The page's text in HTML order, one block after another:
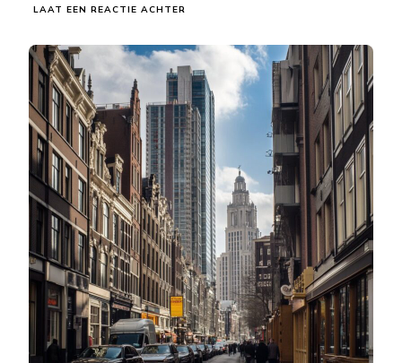
LAAT EEN REACTIE ACHTER
LEVENSONDERHOUD:
NEDERLAND
VS.
VS